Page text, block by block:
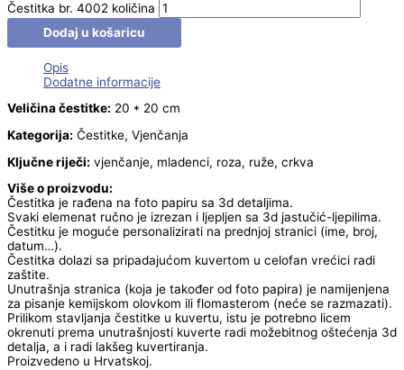
Čestitka br. 4002 količina
Dodaj u košaricu
Opis
Dodatne informacije
Veličina čestitke: 20 * 20 cm
Kategorija: Čestitke, Vjenčanja
Ključne riječi: vjenčanje, mladenci, roza, ruže, crkva
Više o proizvodu:
Čestitka je rađena na foto papiru sa 3d detaljima.
Svaki elemenat ručno je izrezan i ljepljen sa 3d jastučić-ljepilima.
Čestitku je moguće personalizirati na prednjoj stranici (ime, broj,
datum…).
Čestitka dolazi sa pripadajućom kuvertom u celofan vrećici radi
zaštite.
Unutrašnja stranica (koja je također od foto papira) je namijenjena
za pisanje kemijskom olovkom ili flomasterom (neće se razmazati).
Prilikom stavljanja čestitke u kuvertu, istu je potrebno licem
okrenuti prema unutrašnjosti kuverte radi možebitnog oštećenja 3d
detalja, a i radi lakšeg kuvertiranja.
Proizvedeno u Hrvatskoj.